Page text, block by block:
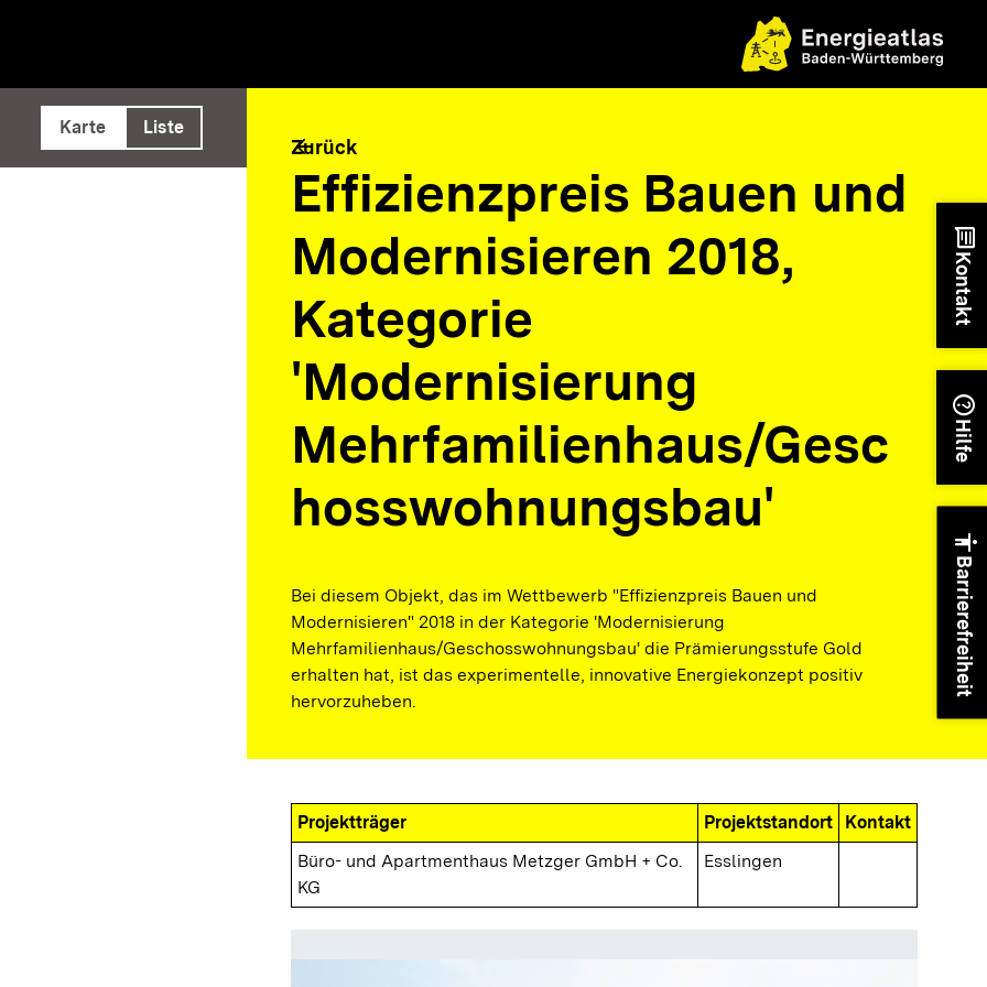
ausführen
Karte Liste
arrow_back
Zurück
Effizienzpreis Bauen und
Modernisieren 2018,
Kategorie
'Modernisierung
Mehrfamilienhaus/Gesc
hosswohnungsbau'
Bei diesem Objekt, das im Wettbewerb "Effizienzpreis Bauen und
Modernisieren" 2018 in der Kategorie 'Modernisierung
Mehrfamilienhaus/Geschosswohnungsbau' die Prämierungsstufe Gold
erhalten hat, ist das experimentelle, innovative Energiekonzept positiv
hervorzuheben.
Projektträger Projektstandort
Kontakt
Büro- und Apartmenthaus Metzger GmbH + Co.
KG
Esslingen
chat
Kontakt
help
Hilfe
accessibility
Barrierefreiheit